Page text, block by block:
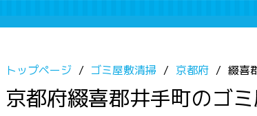
トップページ ゴミ屋敷清掃 京都府 綴喜
京都府綴喜郡井手町のゴ